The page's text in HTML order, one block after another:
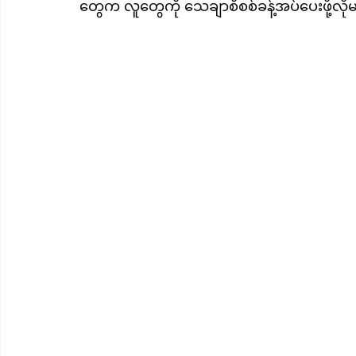
တွေက လူတွေကို သေချာစီစစ်ခန့်အပ်ပေးဖို့လို